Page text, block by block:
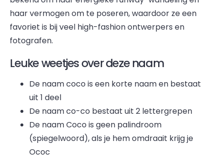
haar vermogen om te poseren, waardoor ze een
favoriet is bij veel high-fashion ontwerpers en
fotografen.
Leuke weetjes over deze naam
De naam coco is een korte naam en bestaat
uit 1 deel
De naam co-co bestaat uit 2 lettergrepen
De naam Coco is geen palindroom
(spiegelwoord), als je hem omdraait krijg je
Ococ